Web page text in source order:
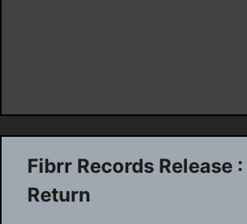
Fibrr Records Release
Return